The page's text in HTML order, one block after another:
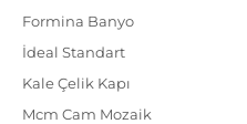
Formina Banyo
İdeal Standart
Kale Çelik Kapı
Mcm Cam Mozaik